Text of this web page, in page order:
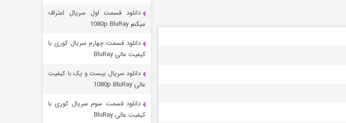
مردگان متحرک: شهر مرده ۳
دانلود قسمت اول سریال اعتراف
میکنم 1080p BluRay
دانلود قسمت چهارم سریال کوری با
کیفیت عالی BluRay
دانلود سریال بیست و یک با کیفیت
عالی 1080p BluRay
دانلود قسمت سوم سریال کوری با
کیفیت عالی BluRay